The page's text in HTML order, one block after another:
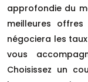
approfondie du
meilleures
négociera les
vous
Choisissez un